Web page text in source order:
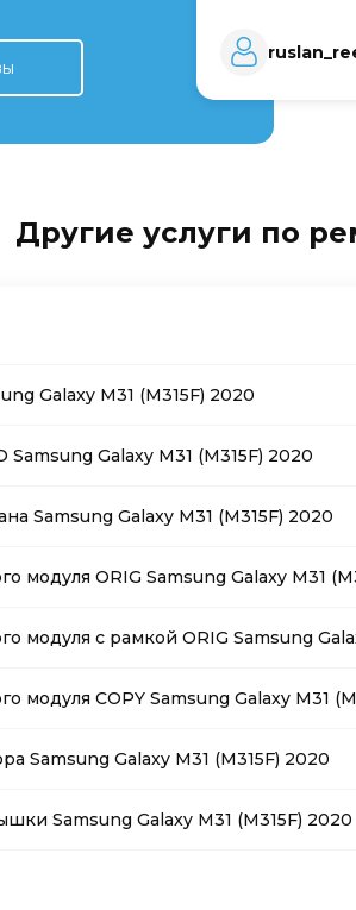
Другие услуги по
Galaxy M31 (M315F) 2020
Galaxy M31 (M315F) 2020
Samsung Galaxy M31 (M315F) 2020
модуля ORIG Samsung Galaxy M31
модуля с рамкой ORIG Samsung
модуля COPY Samsung Galaxy M31
Samsung Galaxy M31 (M315F) 2020
Samsung Galaxy M31 (M315F) 2020